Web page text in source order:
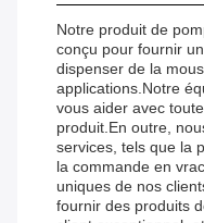
Notre produit de
conçu pour fournir
dispenser de la
applications.Notre
vous aider avec
produit.En outre,
services, tels que la
la commande en
uniques de nos
fournir des produits